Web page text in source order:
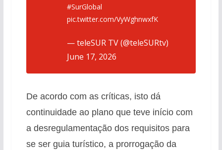
#SurGlobal
pic.twitter.com/VyWghnwxfK
— teleSUR TV (@teleSURtv)
June 17, 2026
De acordo com as críticas, isto dá
continuidade ao plano que teve início com
a desregulamentação dos requisitos para
se ser guia turístico, a prorrogação da